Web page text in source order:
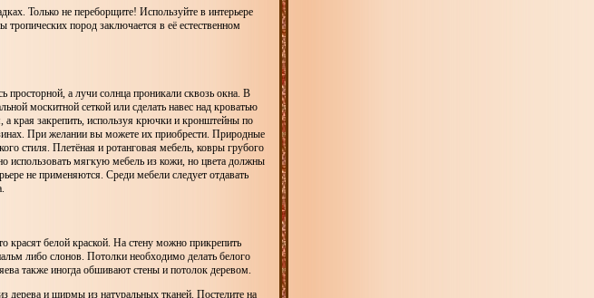
Только не переборщите! Используйте в интерьере
тропических пород заключается в её естественном
просторной, а лучи солнца проникали сквозь окна. В
москитной сеткой или сделать навес над кроватью
а края закрепить, используя крючки и кронштейны по
При желании вы можете их приобрести. Природные
стиля. Плетёная и ротанговая мебель, ковры грубого
использовать мягкую мебель из кожи, но цвета должны
не применяются. Среди мебели следует отдавать
красят белой краской. На стену можно прикрепить
либо слонов. Потолки необходимо делать белого
также иногда обшивают стены и потолок деревом.
дерева и ширмы из натуральных тканей. Постелите на